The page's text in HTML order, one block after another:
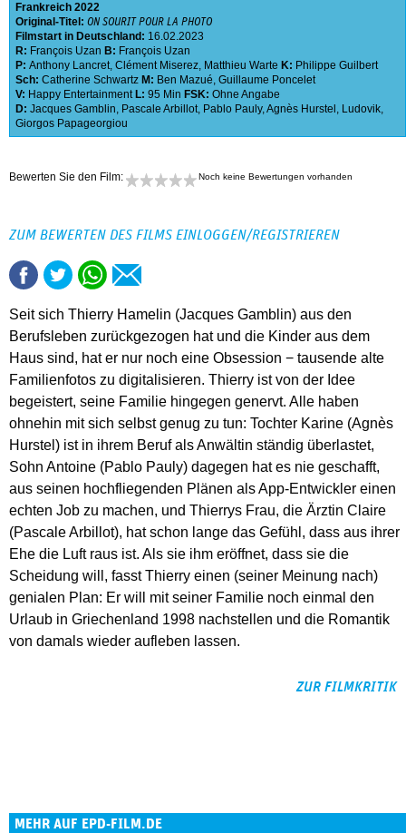
Frankreich 2022
Original-Titel: ON SOURIT POUR LA PHOTO
Filmstart in Deutschland: 16.02.2023
R: François Uzan B: François Uzan
P: Anthony Lancret, Clément Miserez, Matthieu Warte K: Philippe Guilbert
Sch: Catherine Schwartz M: Ben Mazué, Guillaume Poncelet
V: Happy Entertainment L: 95 Min FSK: Ohne Angabe
D: Jacques Gamblin, Pascale Arbillot, Pablo Pauly,Agnès Hurstel , Ludovik,
Giorgos Papageorgiou
Bewerten Sie den Film: Noch keine Bewertungen vorhanden
ZUM BEWERTEN DES FILMS EINLOGGEN/REGISTRIEREN
Seit sich Thierry Hamelin (Jacques Gamblin) aus den
Berufsleben zurückgezogen hat und die Kinder aus dem
Haus sind, hat er nur noch eine Obsession − tausende alte
Familienfotos zu digitalisieren. Thierry ist von der Idee
begeistert, seine Familie hingegen genervt. Alle haben
ohnehin mit sich selbst genug zu tun: Tochter Karine (Agnès
Hurstel) ist in ihrem Beruf als Anwältin ständig überlastet,
Sohn Antoine (Pablo Pauly) dagegen hat es nie geschafft,
aus seinen hochfliegenden Plänen als App-Entwickler einen
echten Job zu machen, und Thierrys Frau, die Ärztin Claire
(Pascale Arbillot), hat schon lange das Gefühl, dass aus ihrer
Ehe die Luft raus ist. Als sie ihm eröffnet, dass sie die
Scheidung will, fasst Thierry einen (seiner Meinung nach)
genialen Plan: Er will mit seiner Familie noch einmal den
Urlaub in Griechenland 1998 nachstellen und die Romantik
von damals wieder aufleben lassen.
ZUR FILMKRITIK
MEHR AUF EPD-FILM.DE